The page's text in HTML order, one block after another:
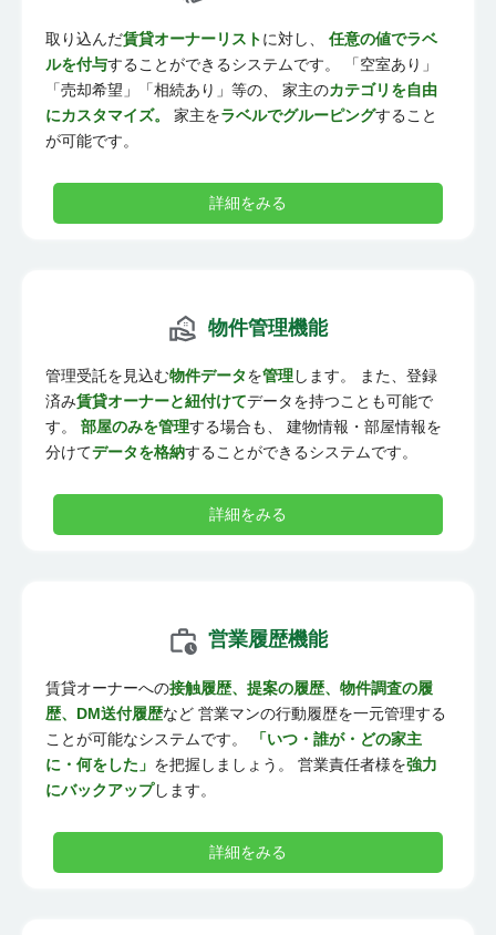
取り込んだ賃貸オーナーリストに対し、 任意の値でラベ
ルを付与することができるシステムです。 「空室あり」
「売却希望」「相続あり」等の、 家主のカテゴリを自由
にカスタマイズ。
家主をラベルでグルーピングすること
が可能です。
詳細をみる
物件管理機能
管理受託を見込む物件データを管理します。 また、登録
済み賃貸オーナーと紐付けてデータを持つことも可能で
す。 部屋のみを管理する場合も、 建物情報・部屋情報を
分けてデータを格納することができるシステムです。
詳細をみる
営業履歴機能
賃貸オーナーへの接触履歴、提案の履歴、物件調査の履
歴、DM送付履歴など 営業マンの行動履歴を一元管理する
ことが可能なシステムです。
「いつ・誰が・どの家主
に・何をした」 を把握しましょう。 営業責任者様を強力
にバックアップします。
詳細をみる